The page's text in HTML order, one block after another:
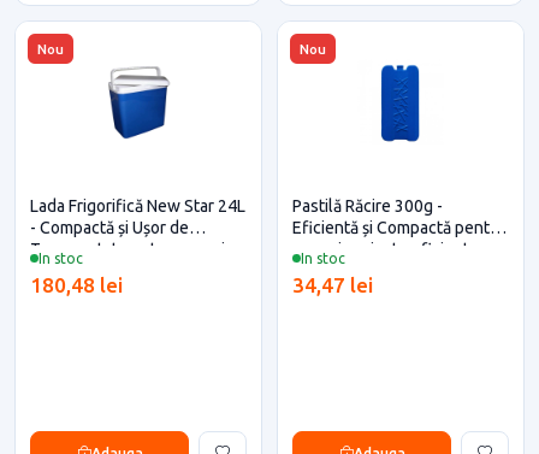
Nou
In stoc
Lada Frigorifică New Star 24L
- Compactă și Ușor de
Transportat pentru casa si
180,48 lei
Nou
In stoc
Pastilă Răcire 300g -
Eficientă și Compactă pentru
casa si proiecte eficiente
34,47 lei